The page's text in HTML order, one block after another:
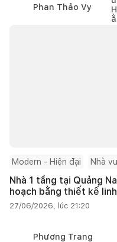
Phan Thảo Vy
Modern - Hiện đại Nhà
Nhà 1 tầng tại Quảng
hoạch bằng thiết kế
27/06/2026, lúc 21:20
Phương Trang